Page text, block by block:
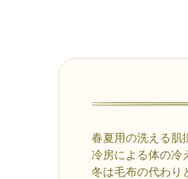
春夏用の洗える肌
冷房による体の冷
冬は毛布の代わり